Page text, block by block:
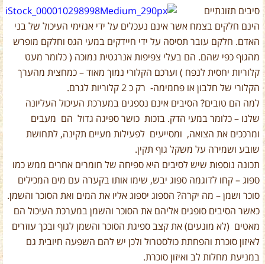
סיבים תזונתיים
הינם חלקים בצמח אשר אינם נעכלים על ידי אנזימי העיכול של בני
האדם. חלקם עובר תסיסה על ידי חיידקים במעי הגס וחלקם מופרש
מהגוף כפי שהם. הם בעלי צפיפות אנרגטית נמוכה ( כלומר מעט
קלוריות יחסית לנפח ) וערכם הקלורי נמוך מאוד – כמחצית מהערך
הקלורי של חלבון או פחמימה- רק כ 2 קלוריות לגרם.
למה הם טובים? הסיבים אינם נספגים במערכת העיכול העליונה
שלנו – כלומר במעי הדק. בזכות כושר ספיגה גדול הם מעבים
ומרככים את הצואה, ומסייעים לפעילות מעיים תקינה, לתחושת
שובע ושמירה על משקל גוף תקין.
תכונה נוספות שיש לסיבים היא ספיחה של חומרים אחרים ממש כמו
ספוג – קחו לדוגמה ספוג יבש, שימו אותו בקערה עם מים המכילים
סוכר ושמן – מה יקרה? הספוג יספוג אליו את המים ואת הסוכר והשמן.
כאשר הסיבים סופגים אליהם את הסוכר והשמן במערכת העיכול הם
מאטים (לא מונעים) את קצב ספיגת הסוכר והשמן לגוף ובכך עוזרים
לאיזון סוכרת והפחתת כולסטרול ולכן יש להם השפעה חיובית גם
במניעת מחלות לב ואיזון סוכרת.